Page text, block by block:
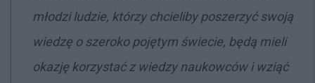
młodzi ludzie, którzy chcieliby poszerzyć swoją
wiedzę o szeroko pojętym świecie, będą mieli
okazję korzystać z wiedzy naukowców i wziąć